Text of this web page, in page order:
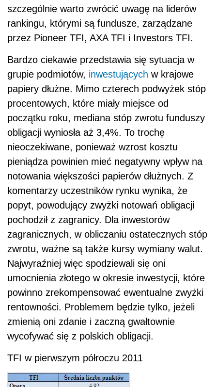
szczególnie warto zwrócić uwagę na liderów
rankingu, którymi są fundusze, zarządzane
przez Pioneer TFI, AXA TFI i Investors TFI.
Bardzo ciekawie przedstawia się sytuacja w
grupie podmiotów, inwestujących w krajowe
papiery dłużne. Mimo czterech podwyżek stóp
procentowych, które miały miejsce od
początku roku, mediana stóp zwrotu funduszy
obligacji wyniosła aż 3,4%. To trochę
nieoczekiwane, ponieważ wzrost kosztu
pieniądza powinien mieć negatywny wpływ na
notowania większości papierów dłużnych. Z
komentarzy uczestników rynku wynika, że
popyt, powodujący zwyżki notowań obligacji
pochodził z zagranicy. Dla inwestorów
zagranicznych, w obliczaniu ostatecznych stóp
zwrotu, ważne są także kursy wymiany walut.
Najwyraźniej więc spodziewali się oni
umocnienia złotego w okresie inwestycji, które
powinno zrekompensować ewentualne zwyżki
rentowności. Problemem będzie tylko, jeżeli
zmienią oni zdanie i zaczną gwałtownie
wycofywać się z polskich obligacji.
TFI w pierwszym półroczu 2011